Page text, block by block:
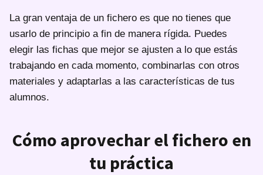
La gran ventaja de un fichero es que no tienes que
usarlo de principio a fin de manera rígida. Puedes
elegir las fichas que mejor se ajusten a lo que estás
trabajando en cada momento, combinarlas con otros
materiales y adaptarlas a las características de tus
alumnos.
Cómo aprovechar el fichero en
tu práctica